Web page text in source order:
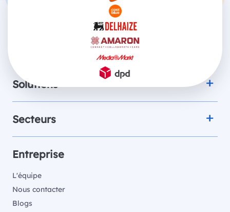
Solutions
Secteurs
Entreprise
L'équipe
Nous contacter
Blogs